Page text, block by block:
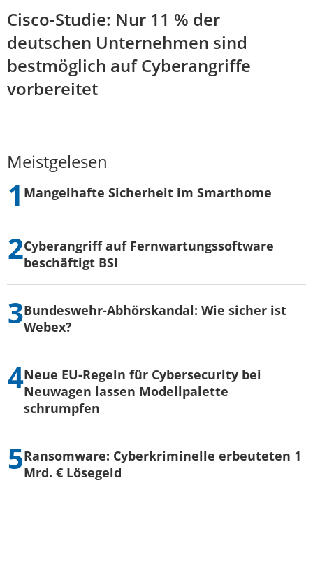
Cisco-Studie: Nur 11 % der
deutschen Unternehmen sind
bestmöglich auf Cyberangriffe
vorbereitet
Meistgelesen
Mangelhafte Sicherheit im Smarthome
Cyberangriff auf Fernwartungssoftware
beschäftigt BSI
Bundeswehr-Abhörskandal: Wie sicher ist
Webex?
Neue EU-Regeln für Cybersecurity bei
Neuwagen lassen Modellpalette
schrumpfen
Ransomware: Cyberkriminelle erbeuteten 1
Mrd. € Lösegeld